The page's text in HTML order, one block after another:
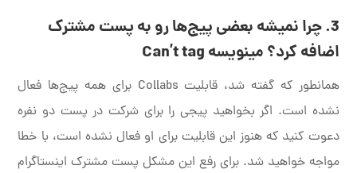
3. چرا نمیشه بعضی پیج‌ها رو به پست مشترک
اضافه کرد؟ مینویسه Can’t tag
همانطور که گفته شد، قابلیت Collabs برای همه پیج‌ها فعال
نشده است. اگر بخواهید پیجی را برای شرکت در پست دو نفره
دعوت کنید که هنوز این قابلیت برای او فعال نشده است، با خطا
مواجه خواهید شد. برای رفع این مشکل پست مشترک اینستاگرام